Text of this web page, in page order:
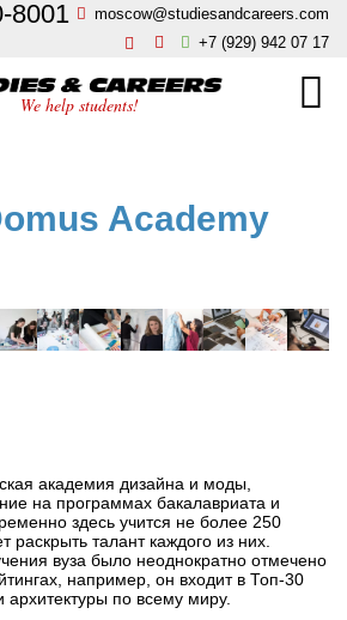
8001
moscow@studiesandcareers.com
+7 (929) 942 07 17
We help students!
Academy
академия дизайна и моды,
на программах бакалавриата и
здесь учится не более 250
раскрыть талант каждого из них.
вуза было неоднократно отмечено
например, он входит в Топ-30
по всему миру.